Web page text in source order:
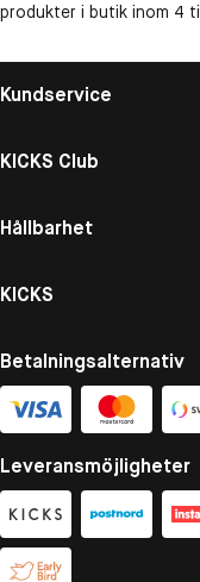
produkter i butik inom 4
Kundservice
KICKS Club
Hållbarhet
KICKS
Betalningsalternativ
Leveransmöjligheter